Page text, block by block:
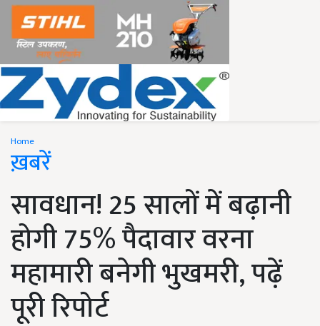
Home
ख़बरें
सावधान! 25 सालों में बढ़ानी
होगी 75% पैदावार वरना
महामारी बनेगी भुखमरी, पढ़ें
पूरी रिपोर्ट